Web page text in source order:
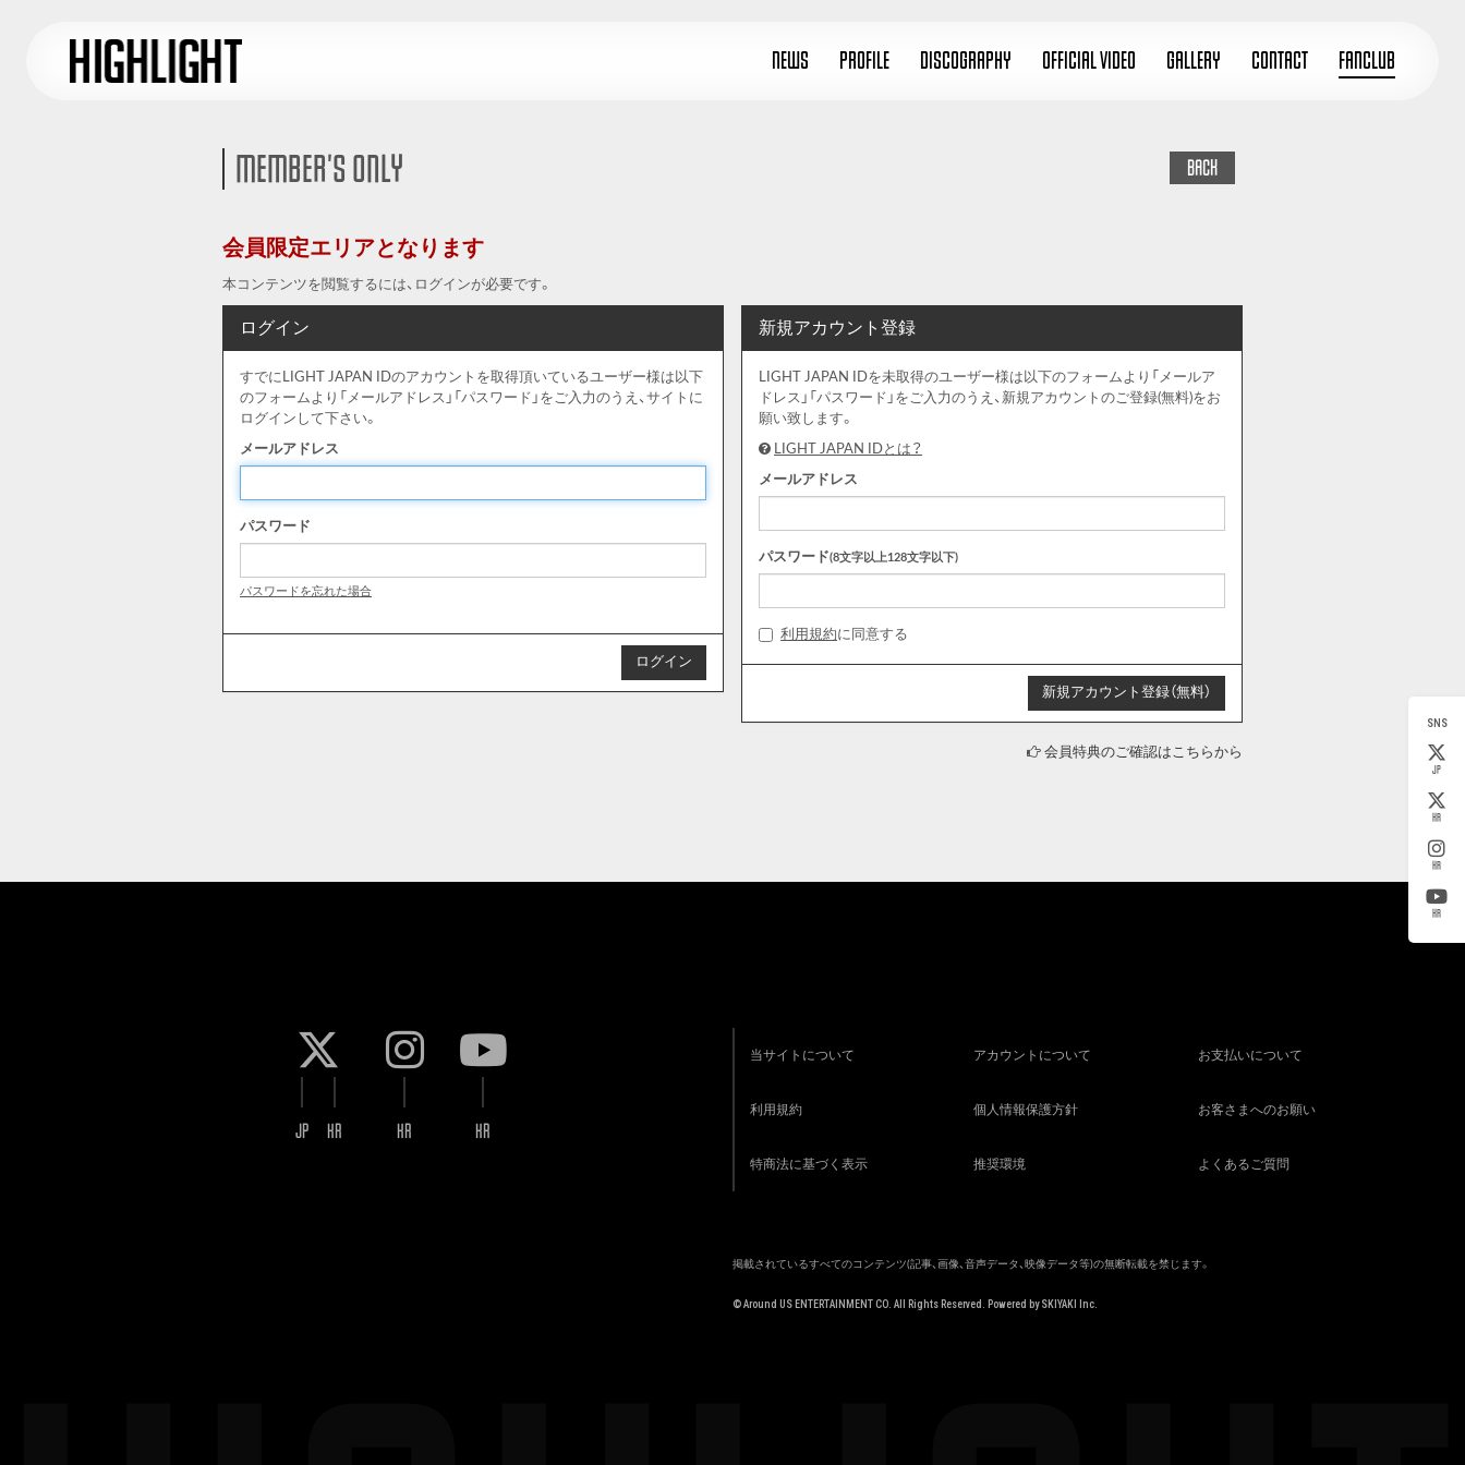
NEWS PROFILE DISCOGRAPHY OFFICIAL VIDEO GALLERY CONTACT FANCLUB
SNS
JP
KR
KR
KR
MEMBER'S ONLY BACK
会員限定エリアとなります
本コンテンツを閲覧するには、ログインが必要です。
ログイン
すでにLIGHT JAPAN IDのアカウントを取得頂いているユーザー様は以下
のフォームより「メールアドレス」「パスワード」をご入力のうえ、サイトに
ログインして下さい。
メールアドレス
パスワード
パスワードを忘れた場合
新規アカウント登録
LIGHT JAPAN IDを未取得のユーザー様は以下のフォームより「メールア
ドレス」「パスワード」をご入力のうえ、新規アカウントのご登録(無料)をお
願い致します。
LIGHT JAPAN IDとは？
メールアドレス
パスワード(8文字以上128文字以下)
利用規約に同意する
会員特典のご確認はこちらから
JP KR KR KR
当サイトについて アカウントについて お支払いについて
利用規約 個人情報保護方針 お客さまへのお願い
特商法に基づく表示 推奨環境 よくあるご質問
掲載されているすべてのコンテンツ(記事、画像、音声データ、映像データ等)の無断転載を禁じます。
© Around US ENTERTAINMENT CO. All Rights Reserved. Powered bySKIYAKI Inc.